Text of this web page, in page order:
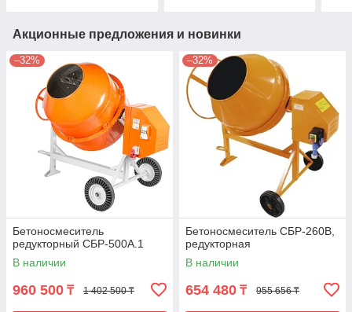
Акционные предложения и новинки
–32%
Бетоносмеситель
редукторный СБР-500А.1
В наличии
960 500 ₸ 1 402 500 ₸
–32%
Бетоносмеситель СБР-260В,
редукторная
В наличии
654 480 ₸ 955 656 ₸